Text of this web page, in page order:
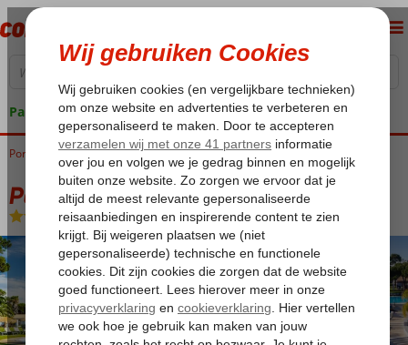
Pakketgarantie
Home
Portugal Algarve Vilamoura Pestana Vila Sol
Pestana Vila Sol
Logies en ontbijt-Hotel